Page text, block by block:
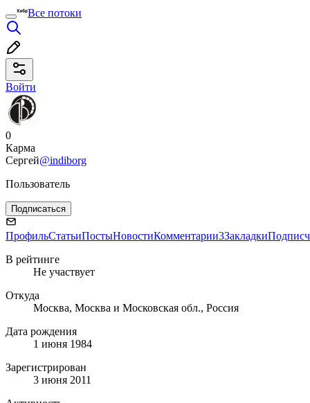
Все потоки
Войти
0
Карма
Сергей@indiborg
Пользователь
Подписаться
ПрофильСтатьиПостыНовостиКомментарии3Закладки
В рейтинге
Не участвует
Откуда
Москва, Москва и Московская обл., Россия
Дата рождения
1 июня 1984
Зарегистрирован
3 июня 2011